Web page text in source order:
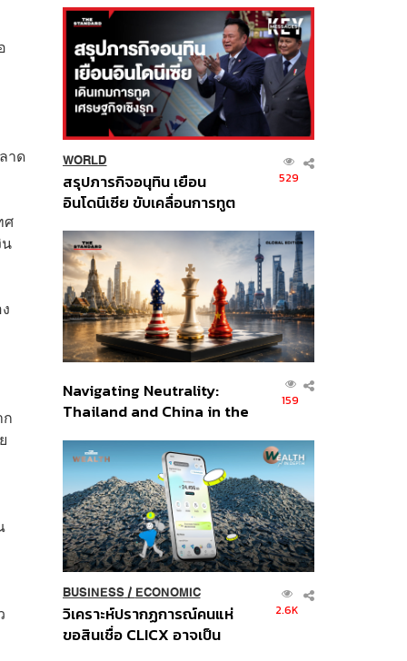
าด
ศ
WORLD
สรุปภารกิจอนุทิน เยือน
อินโดนีเซีย ขับเคลื่อนการทูต
ส่วนยุทธศาสตร์ไทย –
อินโดนีเซีย
529
Navigating Neutrality:
Thailand and China in the
Order
159
BUSINESS/ ECONOMIC
วิเคราะห์ปรากฏการณ์คนแห่
ขอสินเชื่อ CLICX อาจเป็น
2.6K